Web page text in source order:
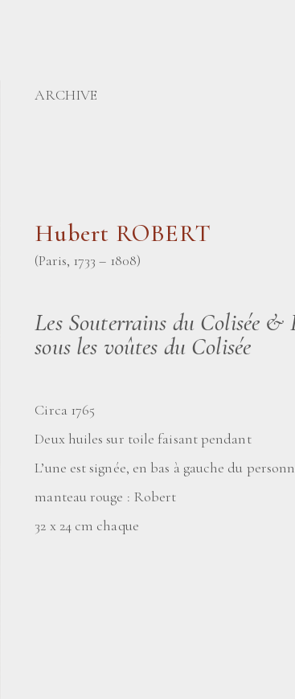
ARCHIVE
Hubert ROBERT
(Paris, 1733 – 1808)
Les Souterrains du Colisée &
sous les voûtes du Colisée
Circa 1765
Deux huiles sur toile faisant pendant
L’une est signée, en bas à gauche du
manteau rouge : Robert
32 x 24 cm chaque